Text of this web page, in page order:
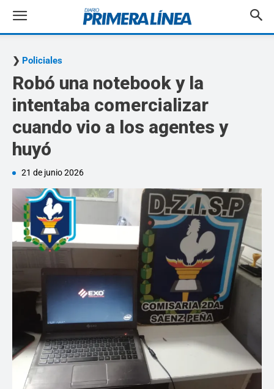
Policiales
Robó una notebook y la
intentaba comercializar
cuando vio a los agentes y
huyó
21 de junio 2026